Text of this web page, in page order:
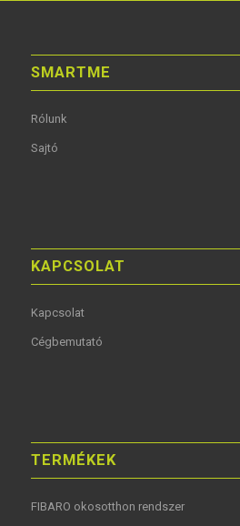
SMARTME
Rólunk
Sajtó
KAPCSOLAT
Kapcsolat
Cégbemutató
TERMÉKEK
FIBARO okosotthon rendszer